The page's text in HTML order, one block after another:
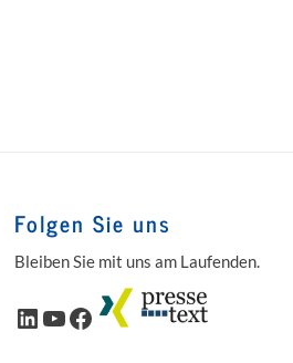
Folgen Sie uns
Bleiben Sie mit uns am Laufenden.
LinkedIn
YouTube
Facebook